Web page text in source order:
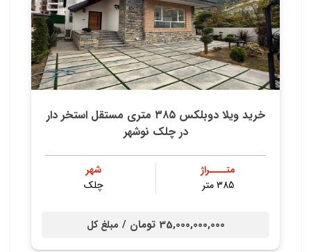
خريد ويلا دوبلكس ٣٨٥ متري مستقل استخر دار
در چلك نوشهر
متــــراژ
385 متر
شهر
چلک
35,000,000,000 تومان / مبلغ کل